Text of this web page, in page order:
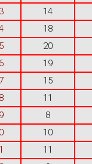
14
18
20
19
15
11
8
10
11